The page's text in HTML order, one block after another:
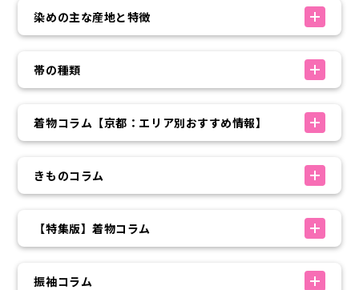
染めの主な産地と特徴
帯の種類
着物コラム【京都：エリア別おすすめ情報】
きものコラム
【特集版】着物コラム
振袖コラム